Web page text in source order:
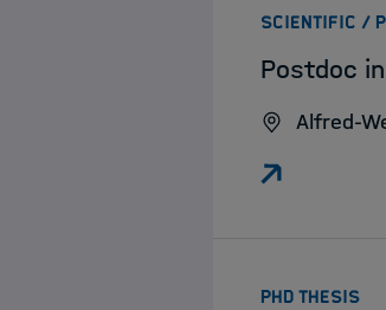
SCIENTIFIC /
Postdoc
Alfred-
PHD THESIS: